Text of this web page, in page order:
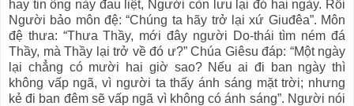
hay tin ông này đau liệt, Người còn lưu lại đó hai ngày. Rồi
Người bảo môn đệ: “Chúng ta hãy trở lại xứ Giuđêa”. Môn
đệ thưa: “Thưa Thầy, mới đây người Do-thái tìm ném đá
Thầy, mà Thầy lại trở về đó ư?” Chúa Giêsu đáp: “Một ngày
lại chẳng có mười hai giờ sao? Nếu ai đi ban ngày thì
không vấp ngã, vì người ta thấy ánh sáng mặt trời; nhưng
kẻ đi ban đêm sẽ vấp ngã vì không có ánh sáng”. Người nói